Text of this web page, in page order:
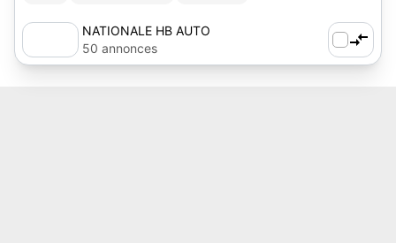
NATIONALE HB AUTO
50 annonces